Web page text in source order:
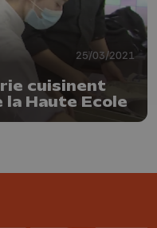
25/03/2021
cuisinent
Haute Ecole